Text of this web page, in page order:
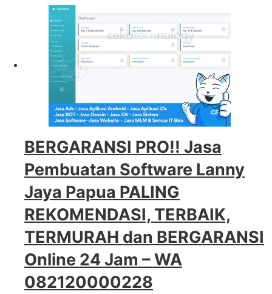
BERGARANSI PRO!! Jasa
Pembuatan Software Lanny
Jaya Papua PALING
REKOMENDASI, TERBAIK,
TERMURAH dan BERGARANSI
Online 24 Jam – WA
082120000228